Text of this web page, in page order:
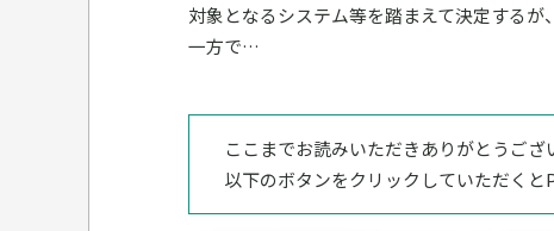
対象となるシステム等を踏まえて決定するが
一方で…
ここまでお読みいただきありがとうござ
以下のボタンをクリックしていただくと